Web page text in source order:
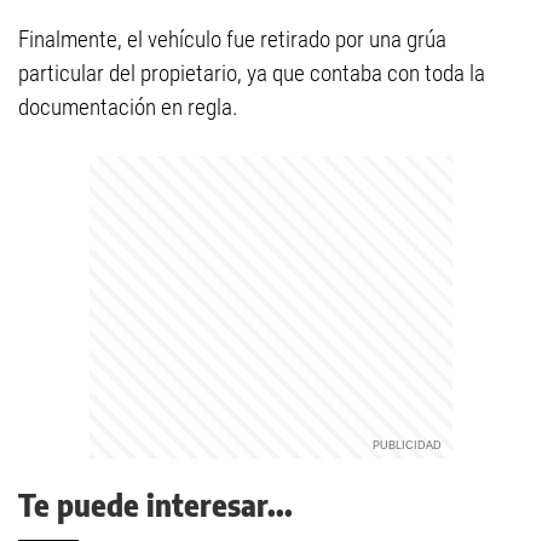
Finalmente, el vehículo fue retirado por una grúa
particular del propietario, ya que contaba con toda la
documentación en regla.
Te puede interesar...